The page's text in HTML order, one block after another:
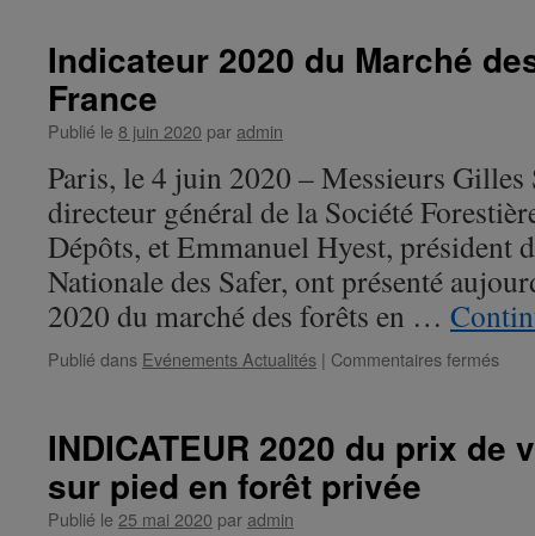
:
Indicateur 2020 du Marché
France
Publié le 8 juin 2020 par admin
Paris, le 4 juin 2020 – Messieurs Gilles
directeur général de la Société
Dépôts, et Emmanuel Hyest, président
Nationale des Safer, ont présenté
2020 du marché des forêts en …
Publié dans Evénements Actualités | Commentaires fermés
INDICATEUR 2020 du prix de
sur pied en forêt privée
Publié le 25 mai 2020 par admin